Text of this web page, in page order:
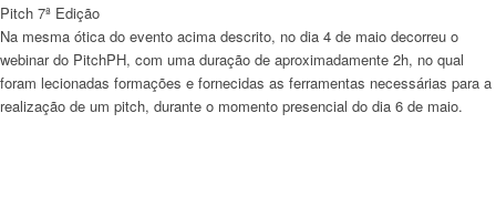
Pitch 7ª Edição
Na mesma ótica do evento acima descrito, no dia 4 de maio decorreu o
webinardo PitchPH, com uma duração de aproximadamente 2h, no qual
foram lecionadas formações e fornecidas as ferramentas necessárias para a
realização de um pitch, durante o momento presencial do dia 6 de maio.